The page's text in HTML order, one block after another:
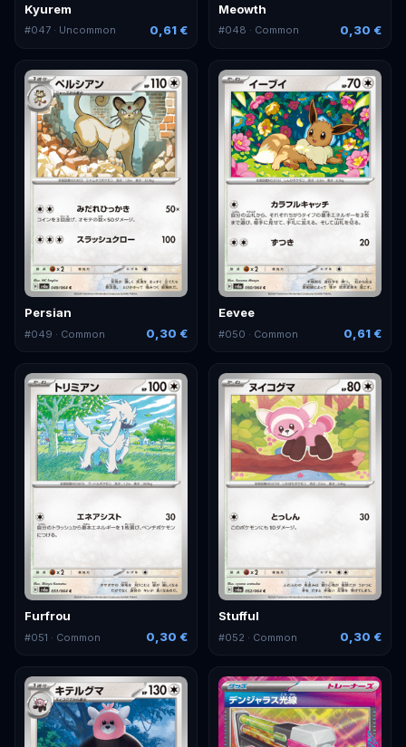
Kyurem
#047 · Uncommon 0,61 €
Meowth
#048 · Common 0,30 €
Persian
#049 · Common 0,30 €
Eevee
#050 · Common 0,61 €
Furfrou
#051 · Common 0,30 €
Stufful
#052 · Common 0,30 €